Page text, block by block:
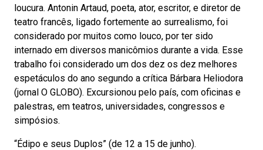
loucura. Antonin Artaud, poeta, ator, escritor, e diretor de
teatro francês, ligado fortemente ao surrealismo, foi
considerado por muitos como louco, por ter sido
internado em diversos manicômios durante a vida. Esse
trabalho foi considerado um dos dez os dez melhores
espetáculos do ano segundo a crítica Bárbara Heliodora
(jornal O GLOBO). Excursionou pelo país, com oficinas e
palestras, em teatros, universidades, congressos e
simpósios.
“Édipo e seus Duplos” (de 12 a 15 de junho).